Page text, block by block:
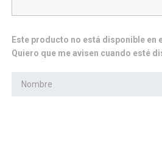
Este producto no está disponible en
Quiero que me avisen cuando esté